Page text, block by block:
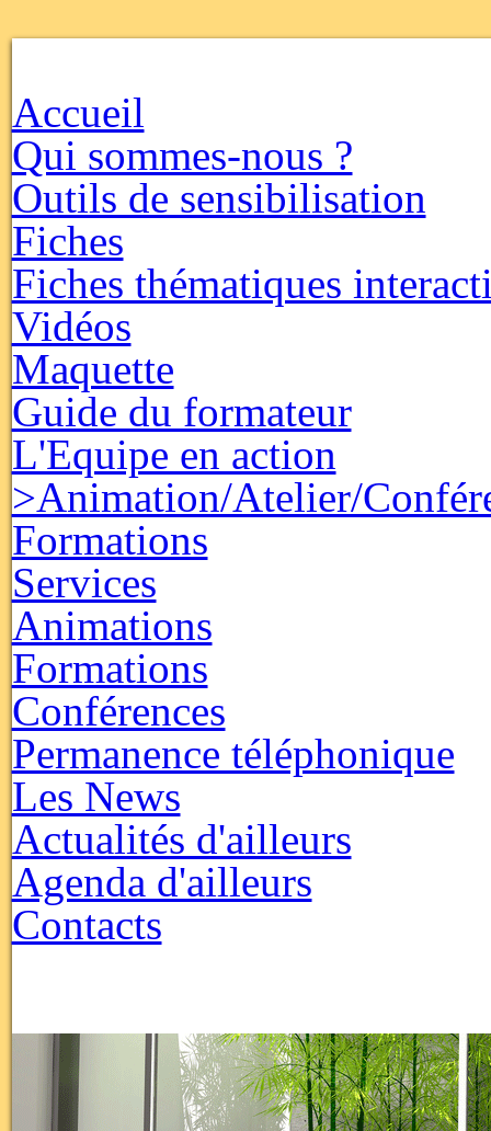
Accueil
Qui sommes-nous ?
Outils de sensibilisation
Fiches
Fiches thématiques
Vidéos
Maquette
Guide du formateur
L'Equipe en action
>Animation/Atelier/
Formations
Services
Animations
Formations
Conférences
Permanence téléphonique
Les News
Actualités d'ailleurs
Agenda d'ailleurs
Contacts